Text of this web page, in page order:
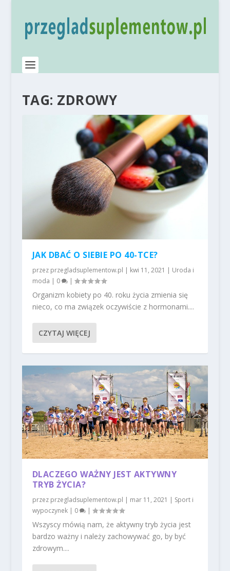
TAG: ZDROWY
JAK DBAĆ O SIEBIE PO 40-TCE?
przez przegladsuplementow.pl | kwi 11, 2021 | Uroda i
moda | 0 |
Organizm kobiety po 40. roku życia zmienia się
nieco, co ma związek oczywiście z hormonami....
CZYTAJ WIĘCEJ
DLACZEGO WAŻNY JEST AKTYWNY
TRYB ŻYCIA?
przez przegladsuplementow.pl | mar 11, 2021 | Sport i
wypoczynek| 0 |
Wszyscy mówią nam, że aktywny tryb życia jest
bardzo ważny i należy zachowywać go, by być
zdrowym....